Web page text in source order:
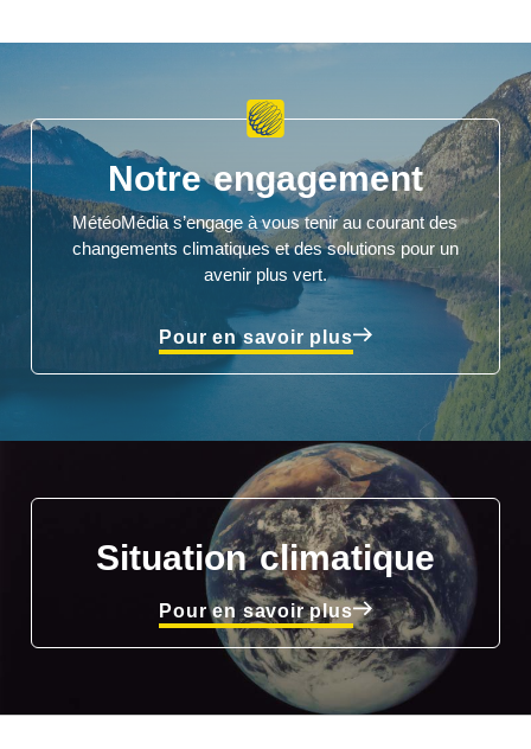
Notre engagement
MétéoMédia s’engage à vous tenir au courant des
changements climatiques et des solutions pour un
avenir plus vert.
Pour en savoir plus
Situation climatique
Pour en savoir plus